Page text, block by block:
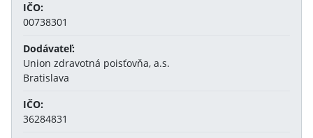
IČO:
00738301
Dodávateľ:
Union zdravotná poisťovňa, a.s.
Bratislava
IČO:
36284831